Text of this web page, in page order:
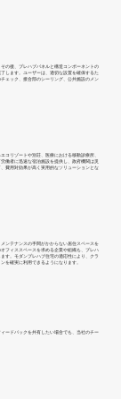
の後、プレハブパネルと構造コンポーネントの
します。ユーザーは、適切な設置を確保するた
ェック、接合部のシーリング、公共施設のメン
コリゾートや別荘、医療における移動診療所、
働者に迅速な宿泊施設を提供し、政府機関は災
費用対効果が高く実用的なソリューションとな
ンテナンスの手間がかからない居住スペースを
フィススペースを求める企業や組織も、プレハ
す。モダンプレハブ住宅の適応性により、クラ
を確実に利用できるようになります。
ードバックを共有したい場合でも、当社のチー